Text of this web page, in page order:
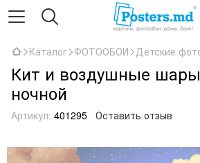
Каталог ФОТООБОИ Детские
Кит и воздушные
ночной
Артикул: 401295 Оставить отзыв